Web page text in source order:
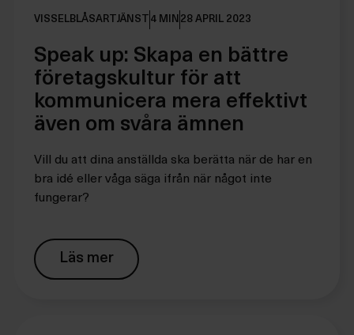
VISSELBLÅSARTJÄNST 4 MIN 28 APRIL 2023
Speak up: Skapa en bättre
företagskultur för att
kommunicera mera effektivt
även om svåra ämnen
Vill du att dina anställda ska berätta när de har en
bra idé eller våga säga ifrån när något inte
fungerar?
Läs mer